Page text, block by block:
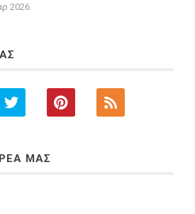
2026
ΜΑΣ